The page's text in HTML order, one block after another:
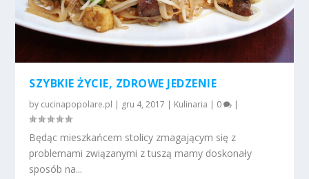
SZYBKIE ŻYCIE, ZDROWE JEDZENIE
by cucinapopolare.pl | gru 4, 2017 | Kulinaria | 0 |
Będąc mieszkańcem stolicy zmagającym się z
problemami związanymi z tuszą mamy doskonały
sposób na...